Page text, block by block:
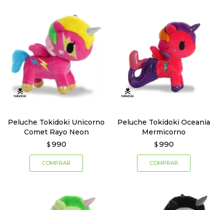
Peluche Tokidoki Unicorno
Comet Rayo Neon
$ 990
Peluche Tokidoki Oceania
Mermicorno
$ 990